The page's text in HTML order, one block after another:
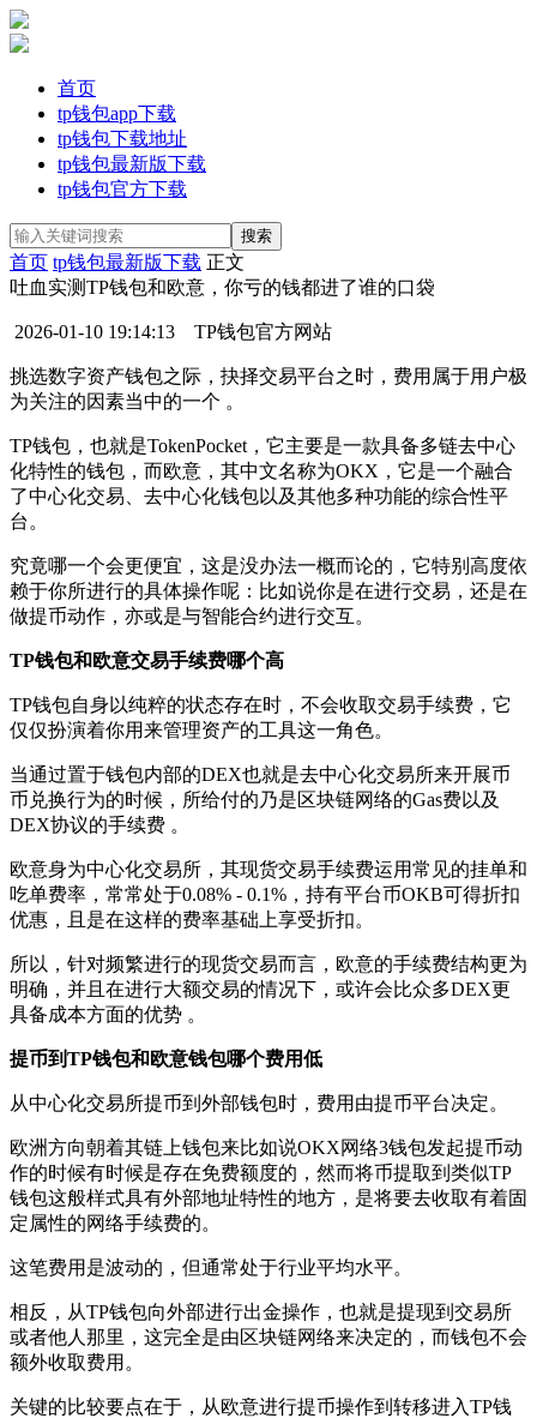
首页
tp钱包app下载
tp钱包下载地址
tp钱包最新版下载
tp钱包官方下载
首页 tp钱包最新版下载 正文
吐血实测TP钱包和欧意，你亏的钱都进了谁的口袋
2026-01-10 19:14:13 TP钱包官方网站
挑选数字资产钱包之际，抉择交易平台之时，费用属于用户极
为关注的因素当中的一个 。
TP钱包，也就是TokenPocket，它主要是一款具备多链去中心
化特性的钱包，而欧意，其中文名称为OKX，它是一个融合
了中心化交易、去中心化钱包以及其他多种功能的综合性平
台。
究竟哪一个会更便宜，这是没办法一概而论的，它特别高度依
赖于你所进行的具体操作呢：比如说你是在进行交易，还是在
做提币动作，亦或是与智能合约进行交互。
TP钱包和欧意交易手续费哪个高
TP钱包自身以纯粹的状态存在时，不会收取交易手续费，它
仅仅扮演着你用来管理资产的工具这一角色。
当通过置于钱包内部的DEX也就是去中心化交易所来开展币
币兑换行为的时候，所给付的乃是区块链网络的Gas费以及
DEX协议的手续费 。
欧意身为中心化交易所，其现货交易手续费运用常见的挂单和
吃单费率，常常处于0.08% - 0.1%，持有平台币OKB可得折扣
优惠，且是在这样的费率基础上享受折扣。
所以，针对频繁进行的现货交易而言，欧意的手续费结构更为
明确，并且在进行大额交易的情况下，或许会比众多DEX更
具备成本方面的优势 。
提币到TP钱包和欧意钱包哪个费用低
从中心化交易所提币到外部钱包时，费用由提币平台决定。
欧洲方向朝着其链上钱包来比如说OKX网络3钱包发起提币动
作的时候有时候是存在免费额度的，然而将币提取到类似TP
钱包这般样式具有外部地址特性的地方，是将要去收取有着固
定属性的网络手续费的。
这笔费用是波动的，但通常处于行业平均水平。
相反，从TP钱包向外部进行出金操作，也就是提现到交易所
或者他人那里，这完全是由区块链网络来决定的，而钱包不会
额外收取费用。
关键的比较要点在于，从欧意进行提币操作到转移进入TP钱